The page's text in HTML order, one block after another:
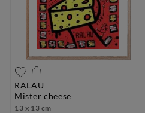
RALAU
mister cheese
13 x 13 cm